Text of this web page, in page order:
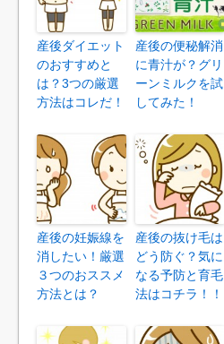
産後ダイエット
のおすすめと
は？3つの厳選
方法はコレだ！
産後の便秘解消
に青汁が？グリ
ーンミルクを試
してみた！
産後の妊娠線を
消したい！厳選
３つのおススメ
方法とは？
産後の抜け毛は
どう防ぐ？気に
なる予防と育毛
法はコチラ！！